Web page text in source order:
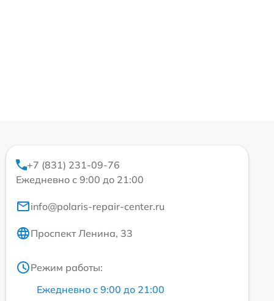
+7 (831) 231-09-76
Ежедневно с 9:00 до 21:00
info@polaris-repair-center.ru
Проспект Ленина, 33
Режим работы:
Ежедневно с 9:00 до 21:00